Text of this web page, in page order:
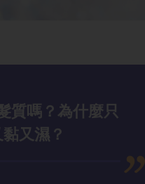
質嗎？為什麼只
又濕？